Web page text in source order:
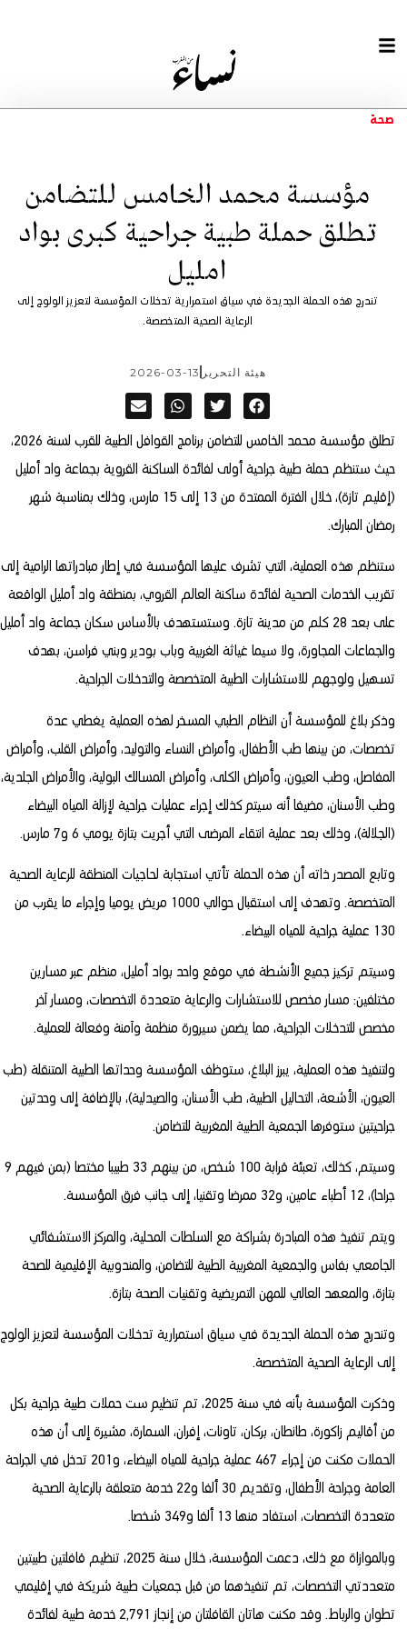
صحة
مؤسسة محمد الخامس للتضامن
تطلق حملة طبية جراحية كبرى بواد
امليل
تندرج هذه الحملة الجديدة في سياق استمرارية تدخلات المؤسسة لتعزيز الولوج إلى
الرعاية الصحية المتخصصة.
هيئة التحرير 2026-03-13
تطلق مؤسسة محمد الخامس للتضامن برنامج القوافل الطبية للقرب لسنة 2026،
حيث ستنظم حملة طبية جراحية أولى لفائدة الساكنة القروية بجماعة واد أمليل
(إقليم تازة)، خلال الفترة الممتدة من 13 إلى 15 مارس، وذلك بمناسبة شهر
رمضان المبارك.
ستنظم هذه العملية، التي تشرف عليها المؤسسة في إطار مبادراتها الرامية إلى
تقريب الخدمات الصحية لفائدة ساكنة العالم القروي، بمنطقة واد أمليل الواقعة
على بعد 28 كلم من مدينة تازة. وستستهدف بالأساس سكان جماعة واد أمليل
والجماعات المجاورة، ولا سيما غياثة الغربية وباب بودير وبني فراسن، بهدف
تسهيل ولوجهم للاستشارات الطبية المتخصصة والتدخلات الجراحية.
وذكر بلاغ للمؤسسة أن النظام الطبي المسخر لهذه العملية يغطي عدة
تخصصات، من بينها طب الأطفال، وأمراض النساء والتوليد، وأمراض القلب، وأمراض
المفاصل، وطب العيون، وأمراض الكلى، وأمراض المسالك البولية، والأمراض الجلدية،
وطب الأسنان، مضيفا أنه سيتم كذلك إجراء عمليات جراحية لإزالة المياه البيضاء
(الجلالة)، وذلك بعد عملية انتقاء المرضى التي أجريت بتازة يومي 6 و7 مارس.
وتابع المصدر ذاته أن هذه الحملة تأتي استجابة لحاجيات المنطقة للرعاية الصحية
المتخصصة. وتهدف إلى استقبال حوالي 1000 مريض يوميا وإجراء ما يقرب من
130 عملية جراحية للمياه البيضاء.
وسيتم تركيز جميع الأنشطة في موقع واحد بواد أمليل، منظم عبر مسارين
مختلفين: مسار مخصص للاستشارات والرعاية متعددة التخصصات، ومسار آخر
مخصص للتدخلات الجراحية، مما يضمن سيرورة منظمة وآمنة وفعالة للعملية.
ولتنفيذ هذه العملية، يبرز البلاغ، ستوظف المؤسسة وحداتها الطبية المتنقلة (طب
العيون، الأشعة، التحاليل الطبية، طب الأسنان، والصيدلية)، بالإضافة إلى وحدتين
جراحيتين ستوفرها الجمعية الطبية المغربية للتضامن.
وسيتم، كذلك، تعبئة قرابة 100 شخص، من بينهم 33 طبيبا مختصا (بمن فيهم 9
جراحا)، 12 أطباء عامين، و32 ممرضا وتقنيا، إلى جانب فرق المؤسسة.
ويتم تنفيذ هذه المبادرة بشراكة مع السلطات المحلية، والمركز الاستشفائي
الجامعي بفاس والجمعية المغربية الطبية للتضامن، والمندوبية الإقليمية للصحة
بتازة، والمعهد العالي للمهن التمريضية وتقنيات الصحة بتازة.
وتندرج هذه الحملة الجديدة في سياق استمرارية تدخلات المؤسسة لتعزيز الولوج
إلى الرعاية الصحية المتخصصة.
وذكرت المؤسسة بأنه في سنة 2025، تم تنظيم ست حملات طبية جراحية بكل
من أقاليم زاكورة، طانطان، بركان، تاونات، إفران، السمارة، مشيرة إلى أن هذه
الحملات مكنت من إجراء 467 عملية جراحية للمياه البيضاء، و201 تدخل في الجراحة
العامة وجراحة الأطفال، وتقديم 30 ألفا و22 خدمة متعلقة بالرعاية الصحية
متعددة التخصصات، استفاد منها 13 ألفا و349 شخصا.
وبالموازاة مع ذلك، دعمت المؤسسة، خلال سنة 2025، تنظيم قافلتين طبيتين
متعددتي التخصصات، تم تنفيذهما من قبل جمعيات طبية شريكة في إقليمي
تطوان والرباط. وقد مكنت هاتان القافلتان من إنجاز 2,791 خدمة طبية لفائدة